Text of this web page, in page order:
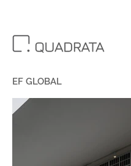
EF GLOBAL